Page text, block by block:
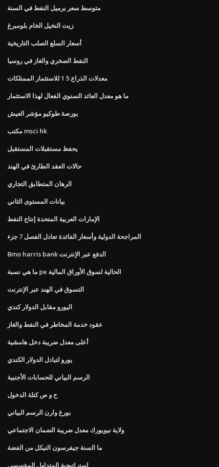
متوسط ​​سعر برميل النفط في السنة
زيت النخيل الخام بلومبرغ
أسعار السلع الصلب التاريخية
النفط الصخري والغاز في روسيا
معدلات الذراع 5 1 للاستثمار الممتلكات
ما هو معدل العائد السنوي الفعال لهذا الاستثمار
بورصة طوكيو مؤشر العيش
مكتب msci hk
يحفظ مستقبلات المستقبل
حالات العقد الطارئ في الهند
الرهان المتطابق التجاري
بيانات المستوى الثاني
الإمارات العربية المتحدة إنتاج النفط
المراجحة الدولية وأسعار الفائدة تعادل الفصل 7 جزء
Bmo harris bank الدفع عبر الإنترنت
ما هي نسبة pe الحالية لسوق الأوراق المالية
التسوق في الهند عبر الإنترنت
اليورو مقابل الدولار كندي
عقود خدمة المخاطر في النفط والغاز
أعلى معدل ضريبة دخل هامشية
يورو لتبادل الدولار الكندي
الرسم البياني للحسابات الأجنبية
ح و ص كتلة الدخول
بورغ وارن الرسم البياني
ولاية نيويورك معدل ضريبة الضمان الاجتماعي
ما السنة جيفرسون النيكل من الفضة
استراتيجية المتداول المؤسسي